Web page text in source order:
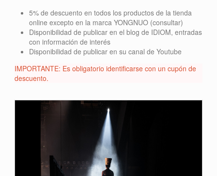
5% de descuento en todos los productos de la tienda
online excepto en la marca YONGNUO (consultar)
Disponibilidad de publicar en el blog de IDIOM, entradas
con información de interés
Disponibilidad de publicar en su canal de Youtube
IMPORTANTE: Es obligatorio identificarse con un cupón de
descuento.